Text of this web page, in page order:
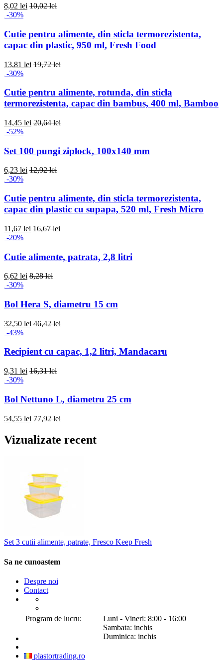
8,02 lei 10,02 lei
-30%
Cutie pentru alimente, din sticla termorezistenta,
capac din plastic, 950 ml, Fresh Food
13,81 lei 19,72 lei
-30%
Cutie pentru alimente, rotunda, din sticla
termorezistenta, capac din bambus, 400 ml, Bamboo
14,45 lei 20,64 lei
-52%
Set 100 pungi ziplock, 100x140 mm
6,23 lei 12,92 lei
-30%
Cutie pentru alimente, din sticla termorezistenta,
capac din plastic cu supapa, 520 ml, Fresh Micro
11,67 lei 16,67 lei
-20%
Cutie alimente, patrata, 2,8 litri
6,62 lei 8,28 lei
-30%
Bol Hera S, diametru 15 cm
32,50 lei 46,42 lei
-43%
Recipient cu capac, 1,2 litri, Mandacaru
9,31 lei 16,31 lei
-30%
Bol Nettuno L, diametru 25 cm
54,55 lei 77,92 lei
Vizualizate recent
Set 3 cutii alimente, patrate, Fresco Keep Fresh
Sa ne cunoastem
Despre noi
Contact
Program de lucru:
Luni - Vineri: 8:00 - 16:00
Sambata: inchis
Duminica: inchis
plastortrading.ro